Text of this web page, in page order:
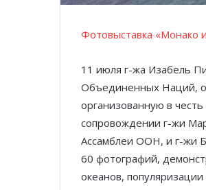
Фотовыставка «Монако
11 июля г-жа Изабель
Объединенных Наций,
организованную в
сопровождении г-жи
Ассамблеи ООН, и г-жи
60 фотографий,
океанов,